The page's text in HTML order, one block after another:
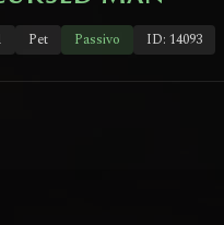
Pet Passivo ID: 14093